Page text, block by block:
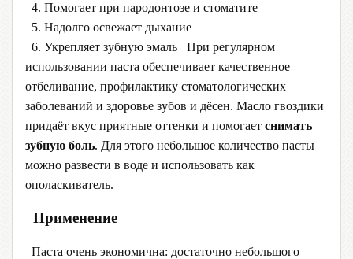
4. Помогает при пародонтозе и стоматите
5. Надолго освежает дыхание
6. Укрепляет зубную эмаль При регулярном
использовании паста обеспечивает качественное
отбеливание, профилактику стоматологических
заболеваний и здоровье зубов и дёсен. Масло гвоздики
придаёт вкус приятные оттенки и помогает снимать
зубную боль. Для этого небольшое количество пасты
можно развести в воде и использовать как
ополаскиватель.
Применение
Паста очень экономична: достаточно небольшого